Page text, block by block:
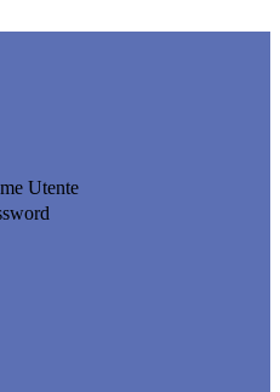
Utente